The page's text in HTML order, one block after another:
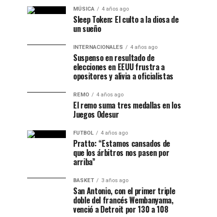
MÚSICA 4 años ago
Sleep Token: El culto a la diosa de
un sueño
INTERNACIONALES 4 años ago
Suspenso en resultado de
elecciones en EEUU frustra a
opositores y alivia a oficialistas
REMO 4 años ago
El remo suma tres medallas en los
Juegos Odesur
FUTBOL 4 años ago
Pratto: “Estamos cansados de
que los árbitros nos pasen por
arriba”
BASKET 3 años ago
San Antonio, con el primer triple
doble del francés Wembanyama,
venció a Detroit por 130 a 108